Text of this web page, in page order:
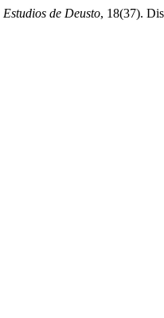
Estudios de Deusto, 18(37).